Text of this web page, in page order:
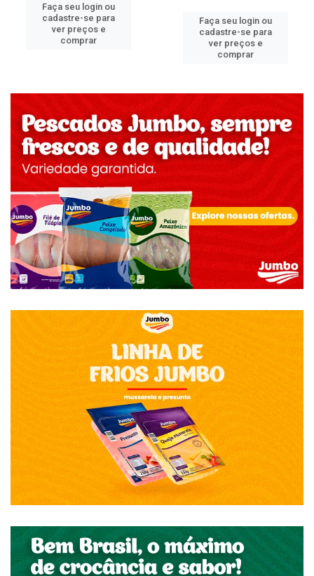
Faça seu login ou
cadastre-se para
ver preços e
comprar
Faça seu login ou
cadastre-se para
ver preços e
comprar